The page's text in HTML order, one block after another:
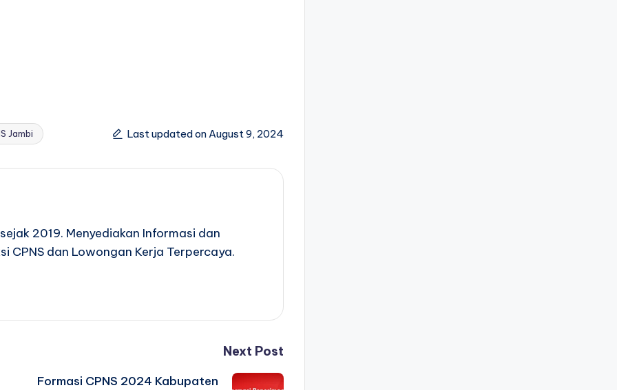
Jambi Last updated on August 9, 2024
2019. Menyediakan Informasi dan
CPNS dan Lowongan Kerja Terpercaya.
Next Post
Formasi CPNS 2024 Kabupaten